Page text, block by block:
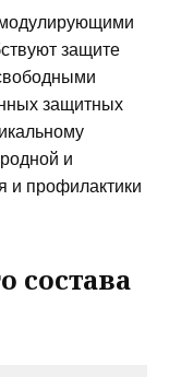
защите
защитных
и
и профилактики
состава